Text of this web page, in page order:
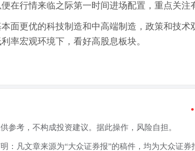
在行情来临之际第一时间进场配置，重点关注
面更优的科技制造和中高端制造，政策和技
率宏观环境下，看好高股息板块。
参考，不构成投资建议。据此操作，风险自担。
：凡文章来源为“大众证券报”的稿件，均为大众证